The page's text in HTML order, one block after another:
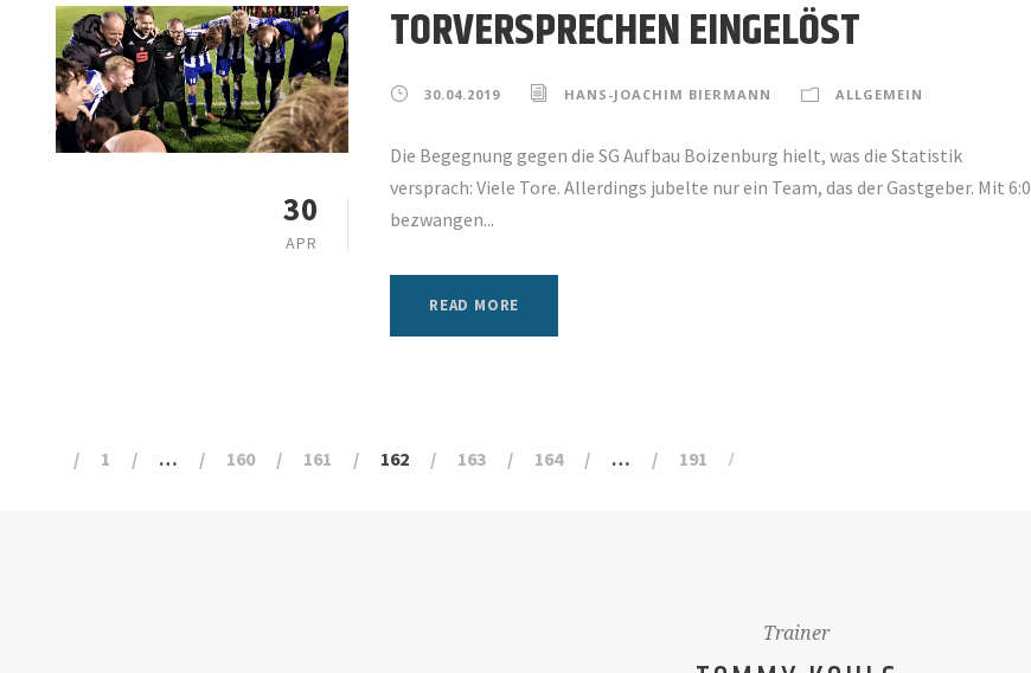
30
APR
TORVERSPRECHEN EINGELÖST
30.04.2019 HANS-JOACHIM BIERMANN ALLGEMEIN
Die Begegnung gegen die SG Aufbau Boizenburg hielt, was die Statistik
versprach: Viele Tore. Allerdings jubelte nur ein Team, das der Gastgeber. Mit 6:0
bezwangen...
READ MORE
1 … 160 161 162 163 164 … 191
Trainer